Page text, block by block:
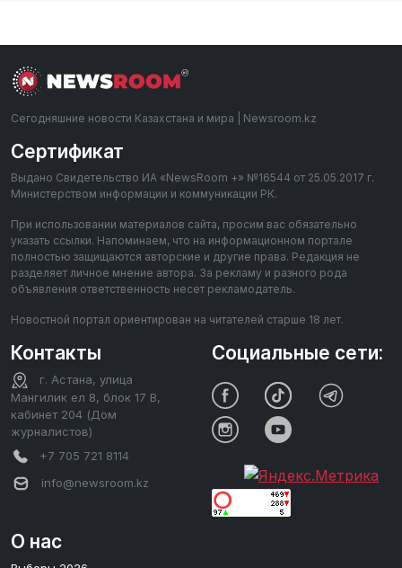
Сегодняшние новости Казахстана и мира | Newsroom.kz
Сертификат
Выдано Свидетельство ИА «NewsRoom +» №16544 от 25.05.2017 г.
Министерством информации и коммуникации РК.
При использовании материалов сайта, просим вас обязательно
указать ссылки. Напоминаем, что на информационном портале
полностью защищаются авторские и другие права. Редакция не
разделяет личное мнение автора. За рекламу и разного рода
объявления ответственность несет рекламодатель.
Новостной портал ориентирован на читателей старше 18 лет.
Контакты
г. Астана, улица
Мангилик ел 8, блок 17 В,
кабинет 204 (Дом
журналистов)
+7 705 721 8114
info@newsroom.kz
О нас
Социальные сети: